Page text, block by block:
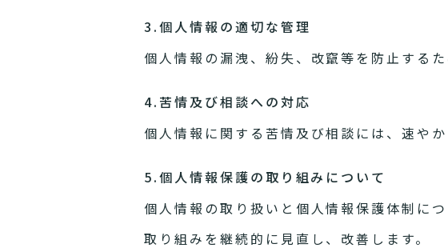
3.個人情報の適切な管理
個人情報の漏洩、紛失、改竄等を防止する
4.苦情及び相談への対応
個人情報に関する苦情及び相談には、速やか
5.個人情報保護の取り組みについて
個人情報の取り扱いと個人情報保護体制に
取り組みを継続的に見直し、改善します。